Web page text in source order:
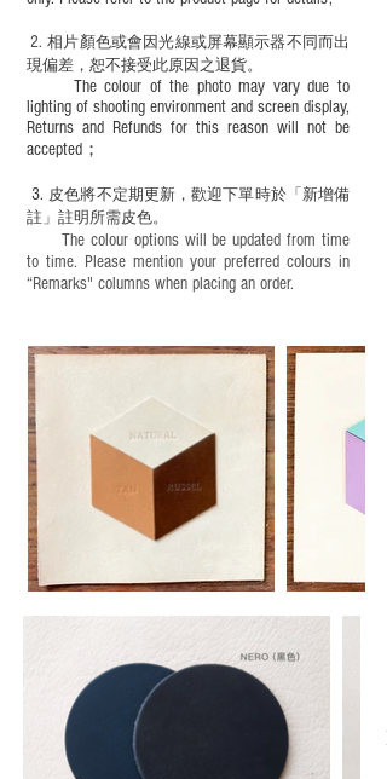
​2.相片顏色或會因光線或屏幕顯示器不同而出
現偏差，恕不接受此原因之退貨。
The colour of the photo may vary due to
lighting of shooting environment and screen display,
Returns and Refunds for this reason will not be
accepted；
3. 皮色將不定期更新，歡迎下單時於「新增備
註」註明 所需皮色。
The colour options will be updated from time
to time. Please mention your preferred colours in
“Remarks" columns when placing an order.